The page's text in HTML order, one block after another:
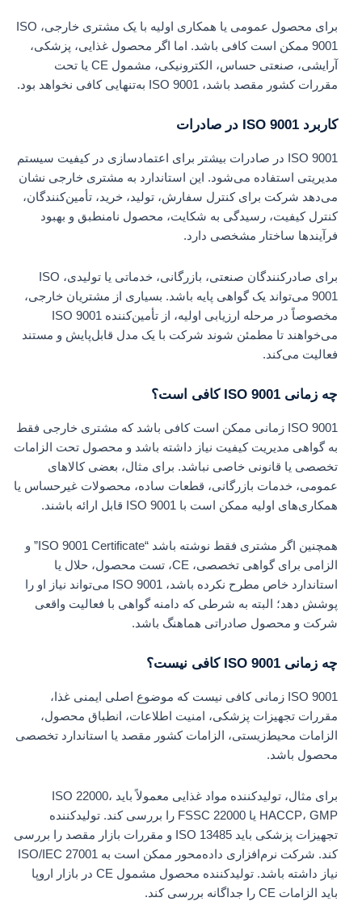
برای محصول عمومی یا همکاری اولیه با یک مشتری خارجی، ISO
9001 ممکن است کافی باشد. اما اگر محصول غذایی، پزشکی،
آرایشی، صنعتی حساس، الکترونیکی، مشمول CE یا تحت
مقررات کشور مقصد باشد، ISO 9001 به‌تنهایی کافی نخواهد بود.
کاربرد ISO 9001 در صادرات
ISO 9001 در صادرات بیشتر برای اعتمادسازی در کیفیت سیستم
مدیریتی استفاده می‌شود. این استاندارد به مشتری خارجی نشان
می‌دهد شرکت برای کنترل سفارش، تولید، خرید، تأمین‌کنندگان،
کنترل کیفیت، رسیدگی به شکایت، محصول نامنطبق و بهبود
فرآیندها ساختار مشخصی دارد.
برای صادرکنندگان صنعتی، بازرگانی، خدماتی یا تولیدی، ISO
9001 می‌تواند یک گواهی پایه باشد. بسیاری از مشتریان خارجی،
مخصوصاً در مرحله ارزیابی اولیه، از تأمین‌کننده ISO 9001
می‌خواهند تا مطمئن شوند شرکت با یک مدل قابل‌پایش و مستند
فعالیت می‌کند.
چه زمانی ISO 9001 کافی است؟
ISO 9001 زمانی ممکن است کافی باشد که مشتری خارجی فقط
به گواهی مدیریت کیفیت نیاز داشته باشد و محصول تحت الزامات
تخصصی یا قانونی خاصی نباشد. برای مثال، بعضی کالاهای
عمومی، خدمات بازرگانی، قطعات ساده، محصولات غیرحساس یا
همکاری‌های اولیه ممکن است با ISO 9001 قابل ارائه باشند.
همچنین اگر مشتری فقط نوشته باشد “ISO 9001 Certificate” و
الزامی برای گواهی تخصصی، CE، تست محصول، حلال یا
استاندارد خاص مطرح نکرده باشد، ISO 9001 می‌تواند نیاز او را
پوشش دهد؛ البته به شرطی که دامنه گواهی با فعالیت واقعی
شرکت و محصول صادراتی هماهنگ باشد.
چه زمانی ISO 9001 کافی نیست؟
ISO 9001 زمانی کافی نیست که موضوع اصلی ایمنی غذا،
مقررات تجهیزات پزشکی، امنیت اطلاعات، انطباق محصول،
الزامات محیط‌زیستی، الزامات کشور مقصد یا استاندارد تخصصی
محصول باشد.
برای مثال، تولیدکننده مواد غذایی معمولاً باید ISO 22000،
HACCP، GMP یا FSSC 22000 را بررسی کند. تولیدکننده
تجهیزات پزشکی باید ISO 13485 و مقررات بازار مقصد را بررسی
کند. شرکت نرم‌افزاری داده‌محور ممکن است به ISO/IEC 27001
نیاز داشته باشد. تولیدکننده محصول مشمول CE در بازار اروپا
باید الزامات CE را جداگانه بررسی کند.